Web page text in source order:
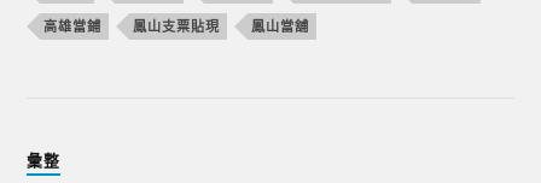
高雄當鋪 鳳山支票貼現 鳳山當舖
彙整